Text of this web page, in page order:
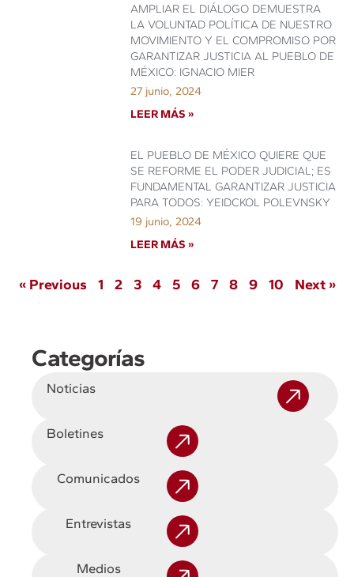
AMPLIAR EL DIÁLOGO DEMUESTRA
LA VOLUNTAD POLÍTICA DE NUESTRO
MOVIMIENTO Y EL COMPROMISO POR
GARANTIZAR JUSTICIA AL PUEBLO DE
MÉXICO: IGNACIO MIER
27 junio, 2024
LEER MÁS »
EL PUEBLO DE MÉXICO QUIERE QUE
SE REFORME EL PODER JUDICIAL; ES
FUNDAMENTAL GARANTIZAR JUSTICIA
PARA TODOS: YEIDCKOL POLEVNSKY
19 junio, 2024
LEER MÁS »
« Previous 1 2 3 4 5 6 7 8 9 10 Next »
Categorías
Noticias
Boletines
Comunicados
Entrevistas
Medios